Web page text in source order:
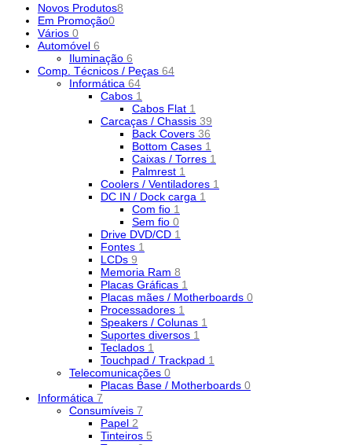
Novos Produtos8
Em Promoção0
Vários 0
Automóvel 6
Iluminação 6
Comp. Técnicos / Peças 64
Informática 64
Cabos 1
Cabos Flat 1
Carcaças / Chassis 39
Back Covers 36
Bottom Cases 1
Caixas / Torres 1
Palmrest 1
Coolers / Ventiladores 1
DC IN / Dock carga 1
Com fio 1
Sem fio 0
Drive DVD/CD 1
Fontes 1
LCDs 9
Memoria Ram 8
Placas Gráficas 1
Placas mães / Motherboards 0
Processadores 1
Speakers / Colunas 1
Suportes diversos 1
Teclados 1
Touchpad / Trackpad 1
Telecomunicações 0
Placas Base / Motherboards 0
Informática 7
Consumíveis 7
Papel 2
Tinteiros 5